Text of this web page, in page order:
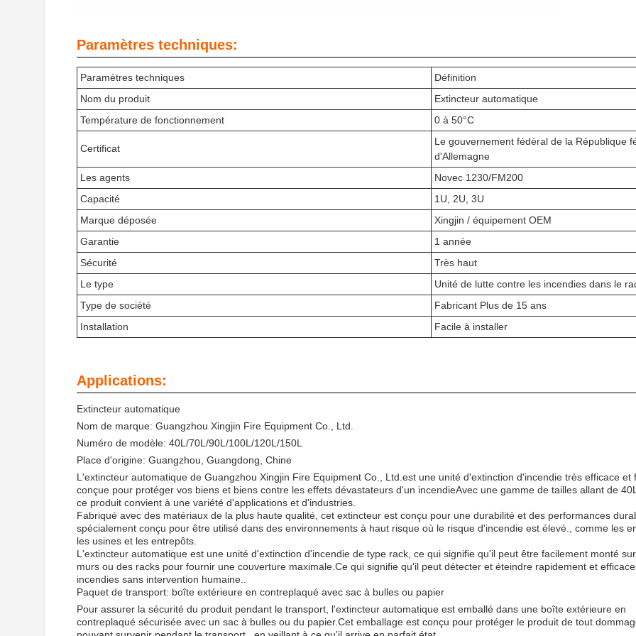
Paramètres techniques:
Paramètres techniques
Définition
Nom du produit
Extincteur automatique
Température de fonctionnement
0 à 50°C
Certificat
Le gouvernement fédéral de la République
d'Allemagne
Les agents
Novec 1230/FM200
Capacité
1U, 2U, 3U
Marque déposée
Xingjin / équipement OEM
Garantie
1 année
Sécurité
Très haut
Le type
Unité de lutte contre les incendies dans le
Type de société
Fabricant Plus de 15 ans
Installation
Facile à installer
Applications:
Extincteur automatique
Nom de marque: Guangzhou Xingjin Fire Equipment Co., Ltd.
Numéro de modèle: 40L/70L/90L/100L/120L/150L
Place d'origine: Guangzhou, Guangdong, Chine
L'extincteur automatique de Guangzhou Xingjin Fire Equipment Co., Ltd.est une unité d'extinction d'incendie très efficace et
conçue pour protéger vos biens et biens contre les effets dévastateurs d'un incendieAvec une gamme de tailles allant de 40L
ce produit convient à une variété d'applications et d'industries.
Fabriqué avec des matériaux de la plus haute qualité, cet extincteur est conçu pour une durabilité et des performances
spécialement conçu pour être utilisé dans des environnements à haut risque où le risque d'incendie est élevé., comme les
les usines et les entrepôts.
L'extincteur automatique est une unité d'extinction d'incendie de type rack, ce qui signifie qu'il peut être facilement monté
murs ou des racks pour fournir une couverture maximale.Ce qui signifie qu'il peut détecter et éteindre rapidement et
incendies sans intervention humaine..
Paquet de transport: boîte extérieure en contreplaqué avec sac à bulles ou papier
Pour assurer la sécurité du produit pendant le transport, l'extincteur automatique est emballé dans une boîte extérieure en
contreplaqué sécurisée avec un sac à bulles ou du papier.Cet emballage est conçu pour protéger le produit de tout